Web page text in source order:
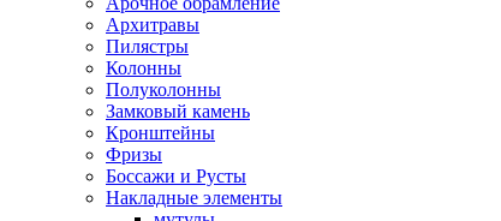
Архитравы
Пилястры
Колонны
Полуколонны
Замковый камень
Кронштейны
Фризы
Боссажи и Русты
Накладные элементы